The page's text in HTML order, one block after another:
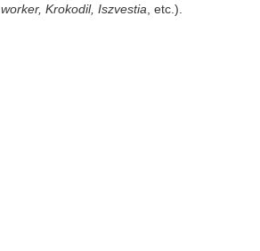
Krokodil, Iszvestia , etc.).